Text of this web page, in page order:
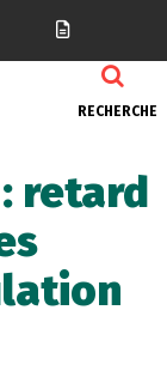
RECHERCHE
: retard